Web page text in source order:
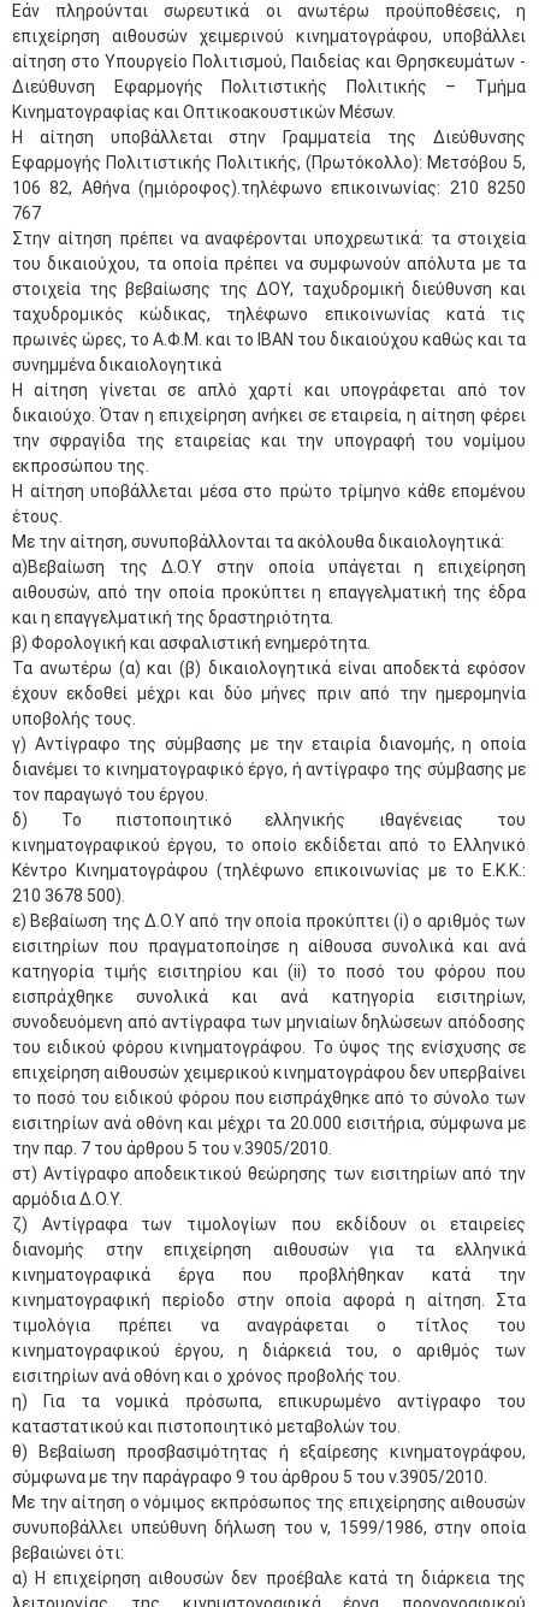
Εάν πληρούνται σωρευτικά οι ανωτέρω προϋποθέσεις, η
επιχείρηση αιθουσών χειμερινού κινηματογράφου, υποβάλλει
αίτηση στο Υπουργείο Πολιτισμού, Παιδείας και Θρησκευμάτων -
Διεύθυνση Εφαρμογής Πολιτιστικής Πολιτικής – Τμήμα
Κινηματογραφίας και Οπτικοακουστικών Μέσων.
Η αίτηση υποβάλλεται στην Γραμματεία της Διεύθυνσης
Εφαρμογής Πολιτιστικής Πολιτικής, (Πρωτόκολλο): Μετσόβου 5,
106 82, Αθήνα (ημιόροφος).τηλέφωνο επικοινωνίας: 210 8250
767
Στην αίτηση πρέπει να αναφέρονται υποχρεωτικά: τα στοιχεία
του δικαιούχου, τα οποία πρέπει να συμφωνούν απόλυτα με τα
στοιχεία της βεβαίωσης της ΔΟΥ, ταχυδρομική διεύθυνση και
ταχυδρομικός κώδικας, τηλέφωνο επικοινωνίας κατά τις
πρωινές ώρες, το Α.Φ.Μ. και το ΙΒΑΝ του δικαιούχου καθώς και τα
συνημμένα δικαιολογητικά
Η αίτηση γίνεται σε απλό χαρτί και υπογράφεται από τον
δικαιούχο. Όταν η επιχείρηση ανήκει σε εταιρεία, η αίτηση φέρει
την σφραγίδα της εταιρείας και την υπογραφή του νομίμου
εκπροσώπου της.
Η αίτηση υποβάλλεται μέσα στο πρώτο τρίμηνο κάθε επομένου
έτους.
Με την αίτηση, συνυποβάλλονται τα ακόλουθα δικαιολογητικά:
α)Βεβαίωση της Δ.Ο.Υ στην οποία υπάγεται η επιχείρηση
αιθουσών, από την οποία προκύπτει η επαγγελματική της έδρα
και η επαγγελματική της δραστηριότητα.
β) Φορολογική και ασφαλιστική ενημερότητα.
Τα ανωτέρω (α) και (β) δικαιολογητικά είναι αποδεκτά εφόσον
έχουν εκδοθεί μέχρι και δύο μήνες πριν από την ημερομηνία
υποβολής τους.
γ) Αντίγραφο της σύμβασης με την εταιρία διανομής, η οποία
διανέμει το κινηματογραφικό έργο, ή αντίγραφο της σύμβασης με
τον παραγωγό του έργου.
δ) Το πιστοποιητικό ελληνικής ιθαγένειας του
κινηματογραφικού έργου, το οποίο εκδίδεται από το Ελληνικό
Κέντρο Κινηματογράφου (τηλέφωνο επικοινωνίας με το Ε.Κ.Κ.:
210 3678 500).
ε) Βεβαίωση της Δ.Ο.Υ από την οποία προκύπτει (i) ο αριθμός των
εισιτηρίων που πραγματοποίησε η αίθουσα συνολικά και ανά
κατηγορία τιμής εισιτηρίου και (ii) το ποσό του φόρου που
εισπράχθηκε συνολικά και ανά κατηγορία εισιτηρίων,
συνοδευόμενη από αντίγραφα των μηνιαίων δηλώσεων απόδοσης
του ειδικού φόρου κινηματογράφου. Το ύψος της ενίσχυσης σε
επιχείρηση αιθουσών χειμερικού κινηματογράφου δεν υπερβαίνει
το ποσό του ειδικού φόρου που εισπράχθηκε από το σύνολο των
εισιτηρίων ανά οθόνη και μέχρι τα 20.000 εισιτήρια, σύμφωνα με
την παρ. 7 του άρθρου 5 του ν.3905/2010.
στ) Αντίγραφο αποδεικτικού θεώρησης των εισιτηρίων από την
αρμόδια Δ.Ο.Υ.
ζ) Αντίγραφα των τιμολογίων που εκδίδουν οι εταιρείες
διανομής στην επιχείρηση αιθουσών για τα ελληνικά
κινηματογραφικά έργα που προβλήθηκαν κατά την
κινηματογραφική περίοδο στην οποία αφορά η αίτηση. Στα
τιμολόγια πρέπει να αναγράφεται ο τίτλος του
κινηματογραφικού έργου, η διάρκειά του, ο αριθμός των
εισιτηρίων ανά οθόνη και ο χρόνος προβολής του.
η) Για τα νομικά πρόσωπα, επικυρωμένο αντίγραφο του
καταστατικού και πιστοποιητικό μεταβολών του.
θ) Βεβαίωση προσβασιμότητας ή εξαίρεσης κινηματογράφου,
σύμφωνα με την παράγραφο 9 του άρθρου 5 του ν.3905/2010.
Με την αίτηση ο νόμιμος εκπρόσωπος της επιχείρησης αιθουσών
συνυποβάλλει υπεύθυνη δήλωση του ν, 1599/1986, στην οποία
βεβαιώνει ότι:
α) Η επιχείρηση αιθουσών δεν προέβαλε κατά τη διάρκεια της